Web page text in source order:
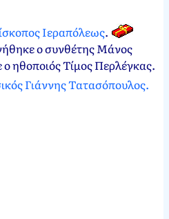
Ιεραπόλεως.
ο συνθέτης Μάνος
ηθοποιός Τίμος Περλέγκας.
Γιάννης Τατασόπουλος.